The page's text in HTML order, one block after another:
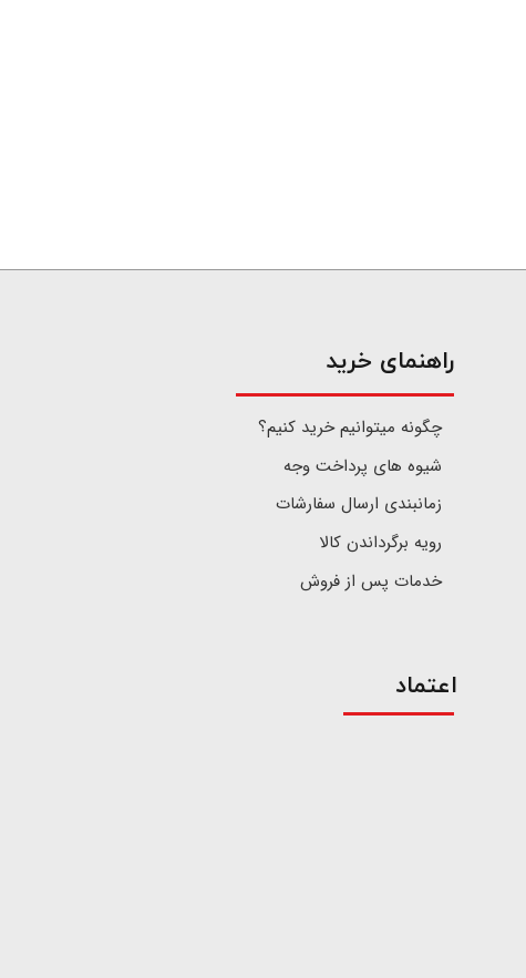
​راهنمای خرید
چگونه میتوانیم خرید کنیم؟
شیوه های پرداخت وجه
زمانبندی ارسال سفارشات
رویه برگرداندن کالا
خدمات پس از فروش
اعتماد